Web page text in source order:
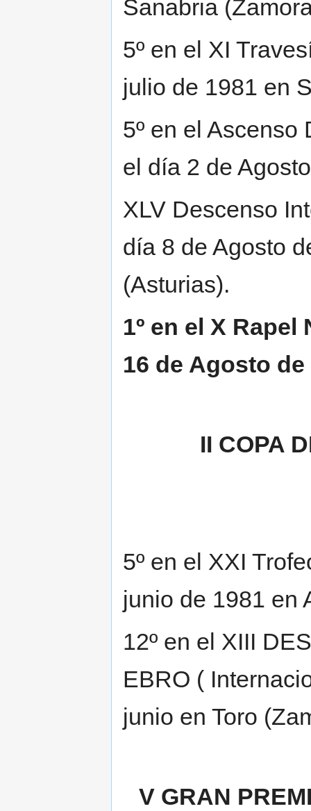
Sanabria
5º en el XI
julio de 1981 en
5º en el
el día 2 de
XLV Descenso
día 8 de Agosto
(Asturias).
1º en el X
16 de Agosto
II COPA
5º en el XXI
junio de 1981 en
12º en el XIII
EBRO (
junio en Toro
V GRAN